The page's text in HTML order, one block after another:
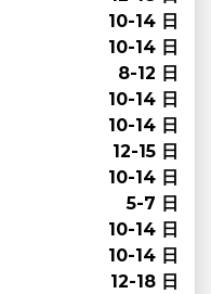
10-14 日
10-14 日
8-12 日
10-14 日
10-14 日
12-15 日
10-14 日
5-7 日
10-14 日
10-14 日
12-18 日